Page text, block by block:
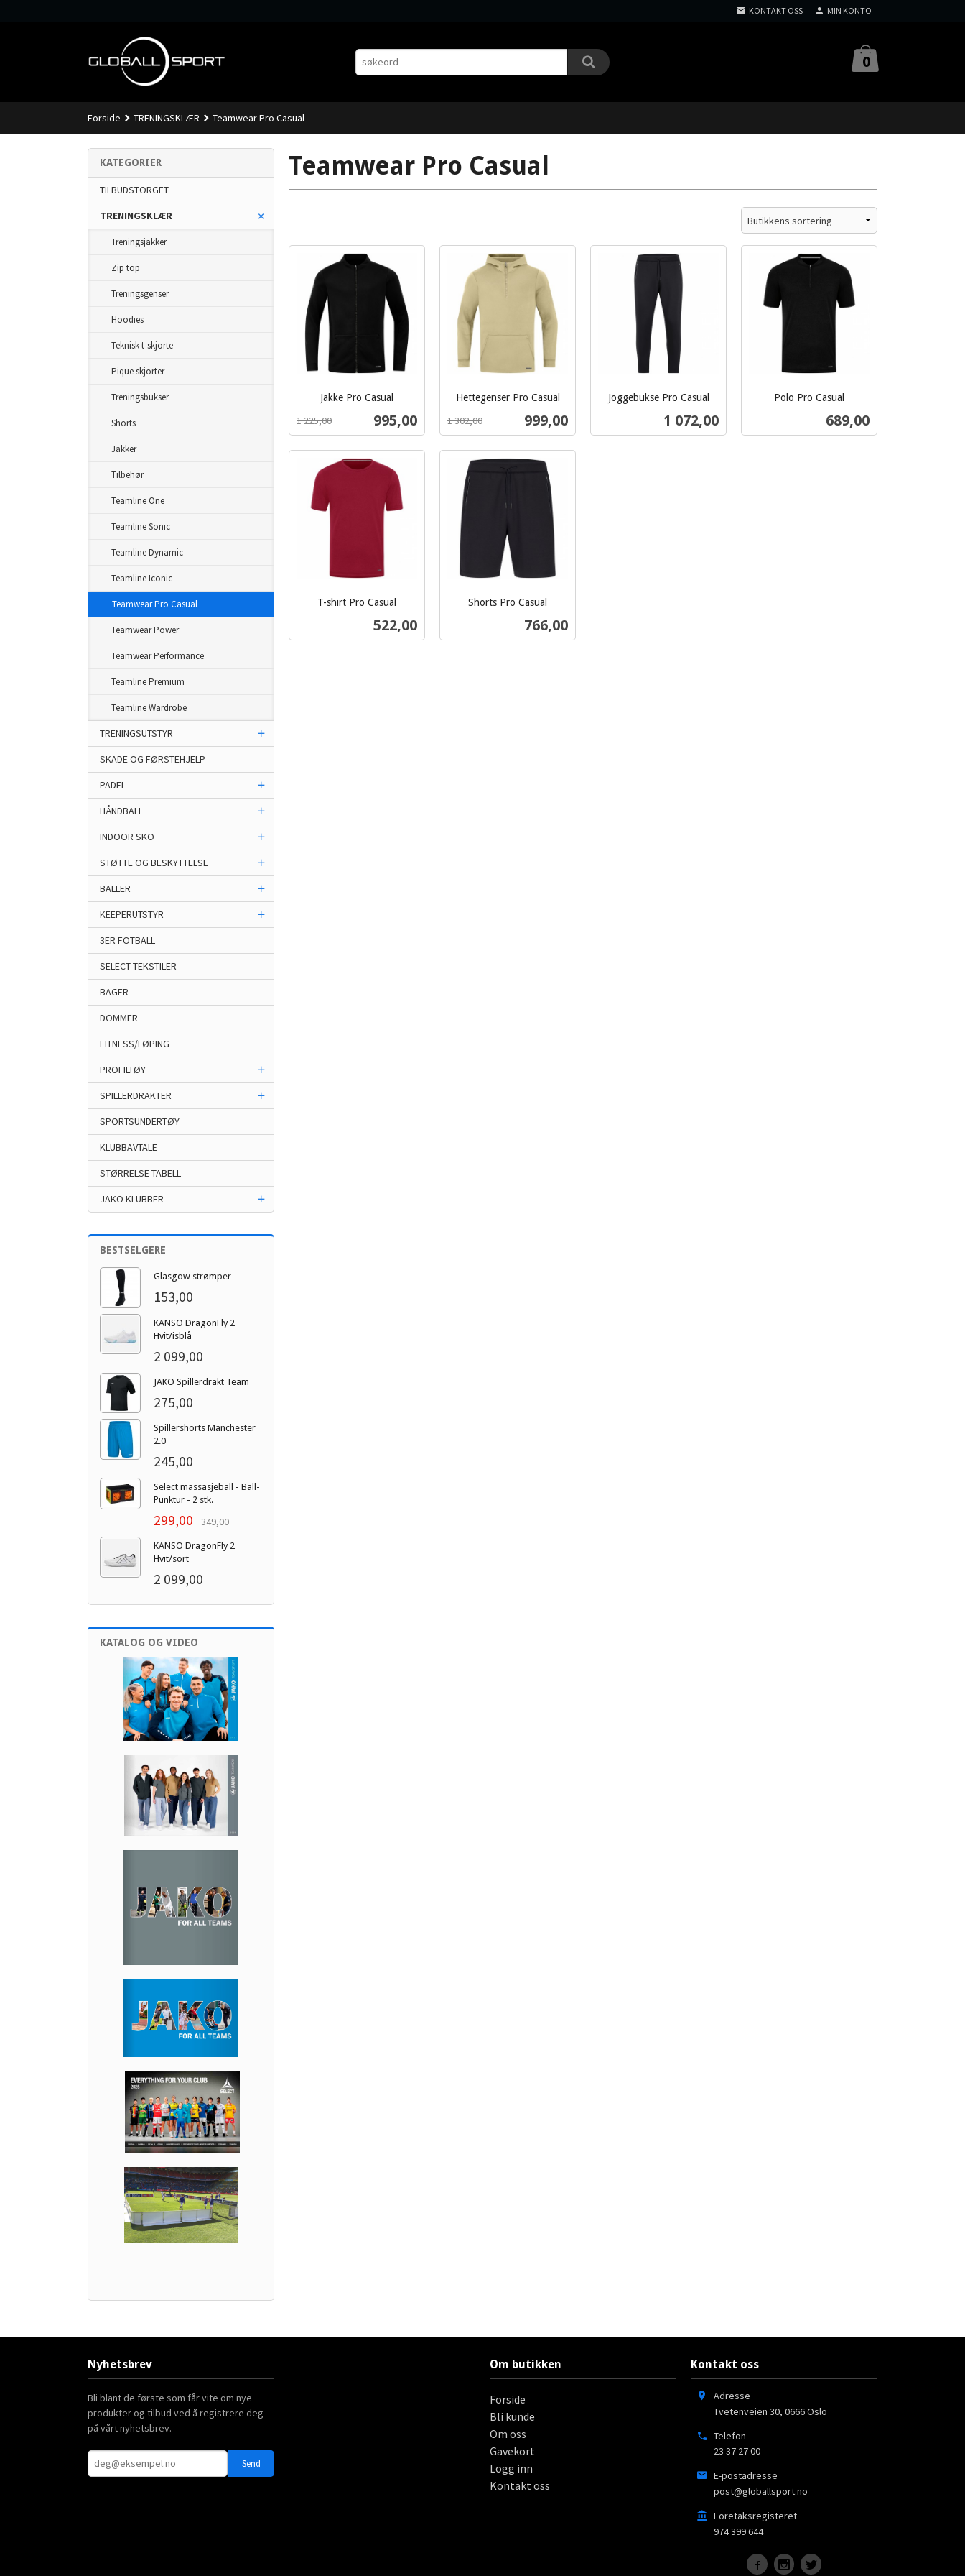
KONTAKT OSS MIN KONTO
0
Forside TRENINGSKLÆR Teamwear Pro Casual
Teamwear Pro Casual
Jakke Pro Casual
Tilbud
995,00
1 225,00
mva.
Les mer
Hettegenser Pro Casual
Tilbud
999,00
1 302,00
mva.
Joggebukse Pro Casual
Pris
1 072,00
Polo Pro Casual
Pris
689,00
T-shirt Pro Casual
Pris
522,00
Shorts Pro Casual
Pris
766,00
KATEGORIER
TILBUDSTORGET
TRENINGSKLÆR
Treningsjakker
Zip top
Treningsgenser
Hoodies
Teknisk t-skjorte
Pique skjorter
Treningsbukser
Shorts
Jakker
Tilbehør
Teamline One
Teamline Sonic
Teamline Dynamic
Teamline Iconic
Teamwear Pro Casual
Teamwear Power
Teamwear Performance
Teamline Premium
Teamline Wardrobe
TRENINGSUTSTYR
SKADE OG FØRSTEHJELP
PADEL
HÅNDBALL
INDOOR SKO
STØTTE OG BESKYTTELSE
BALLER
KEEPERUTSTYR
3ER FOTBALL
SELECT TEKSTILER
BAGER
DOMMER
FITNESS/LØPING
PROFILTØY
SPILLERDRAKTER
SPORTSUNDERTØY
KLUBBAVTALE
STØRRELSE TABELL
JAKO KLUBBER
BESTSELGERE
Glasgow strømper
153,00
KANSO DragonFly 2
Hvit/isblå
2 099,00
JAKO Spillerdrakt Team
275,00
Spillershorts Manchester
2.0
245,00
Select massasjeball - Ball-
Punktur - 2 stk.
299,00 349,00
KANSO DragonFly 2
Hvit/sort
2 099,00
KATALOG OG VIDEO
Nyhetsbrev
Bli blant de første som får vite om nye
produkter og tilbud ved å registrere deg
på vårt nyhetsbrev.
Om butikken
Forside
Bli kunde
Om oss
Gavekort
Logg inn
Kontakt oss
Kontakt oss
Adresse
Tvetenveien 30, 0666Oslo
Telefon
23 37 27 00
E-postadresse
post@globallsport.no
Foretaksregisteret
974 399 644